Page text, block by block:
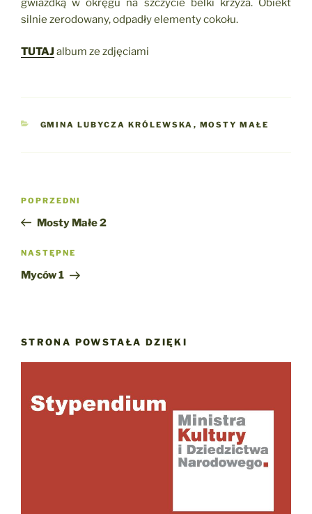
gwiazdką w okręgu na szczycie belki krzyża. Obiekt
silnie zerodowany, odpadły elementy cokołu.
TUTAJ album ze zdjęciami
KATEGORIE
GMINA LUBYCZA KRÓLEWSKA , MOSTY MAŁE
Poprzedni
wpis
POPRZEDNI
Mosty Małe 2
Następny
wpis
NASTĘPNE
Myców 1
STRONA POWSTAŁA DZIĘKI